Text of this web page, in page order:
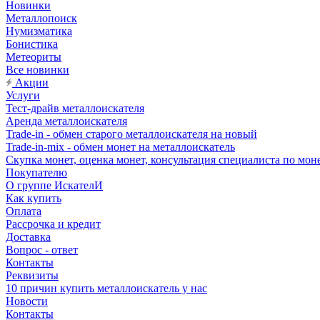
Новинки
Металлопоиск
Нумизматика
Бонистика
Метеориты
Все новинки
Акции
Услуги
Тест-драйв металлоискателя
Аренда металлоискателя
Trade-in - обмен старого металлоискателя на новый
Trade-in-mix - обмен монет на металлоискатель
Скупка монет, оценка монет, консультация специалиста по
Покупателю
О группе ИскателИ
Как купить
Оплата
Рассрочка и кредит
Доставка
Вопрос - ответ
Контакты
Реквизиты
10 причин купить металлоискатель у нас
Новости
Контакты